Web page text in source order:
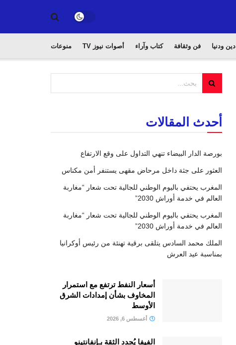
دين ودنيا فن وثقافة كتاب وآراء أصوات نيوز TV منوعات
أحدث المقالات
بورصة الدار البيضاء تنهي التداول على وقع الارتفاع
العثور على جثة داخل مرحاض مقهى يستنفر أمن مكناس
المغرب يحتفي باليوم الوطني للجالية تحت شعار “مغاربة
العالم في خدمة أوراش 2030”
المغرب يحتفي باليوم الوطني للجالية تحت شعار “مغاربة
العالم في خدمة أوراش 2030”
الملك محمد السادس يتلقى برقية تهنئة من رئيس أوكرانيا
بمناسبة عيد العرش
أسعار النفط ترتفع مع استمرار
المخاوف بشأن إمدادات الشرق
الأوسط
أغسطس 6, 2026
الفيفا يُجدد الثقة بـإنفانتينو